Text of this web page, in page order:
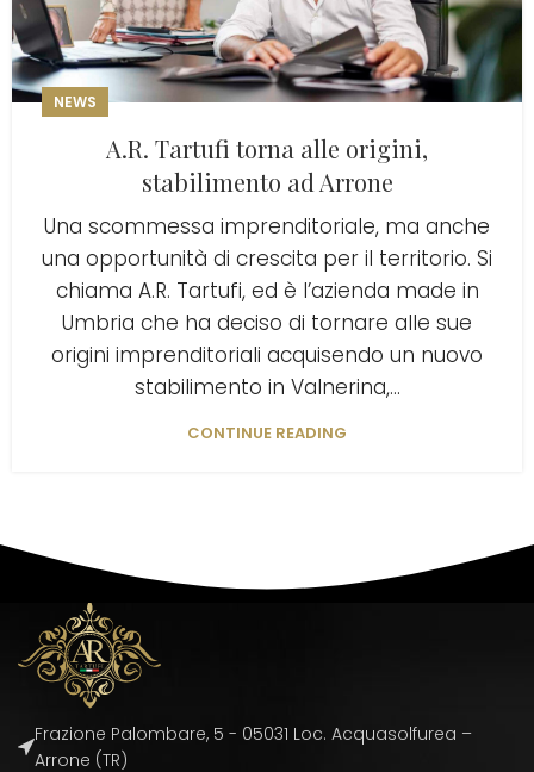
NEWS
A.R. Tartufi torna alle origini,
stabilimento ad Arrone
Una scommessa imprenditoriale, ma anche
una opportunità di crescita per il territorio. Si
chiama A.R. Tartufi, ed è l’azienda made in
Umbria che ha deciso di tornare alle sue
origini imprenditoriali acquisendo un nuovo
stabilimento in Valnerina,...
CONTINUE READING
Frazione Palombare, 5 - 05031 Loc. Acquasolfurea –
Arrone (TR)